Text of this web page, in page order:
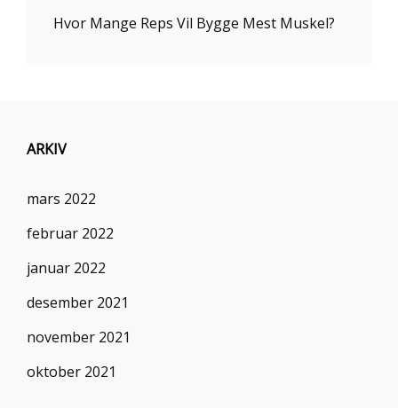
Hvor Mange Reps Vil Bygge Mest Muskel?
ARKIV
mars 2022
februar 2022
januar 2022
desember 2021
november 2021
oktober 2021